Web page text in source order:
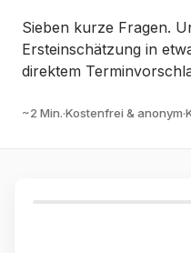
Sieben kurze Fragen.
Ersteinschätzung in
direktem
~2 Min.·Kostenfrei & anonym·